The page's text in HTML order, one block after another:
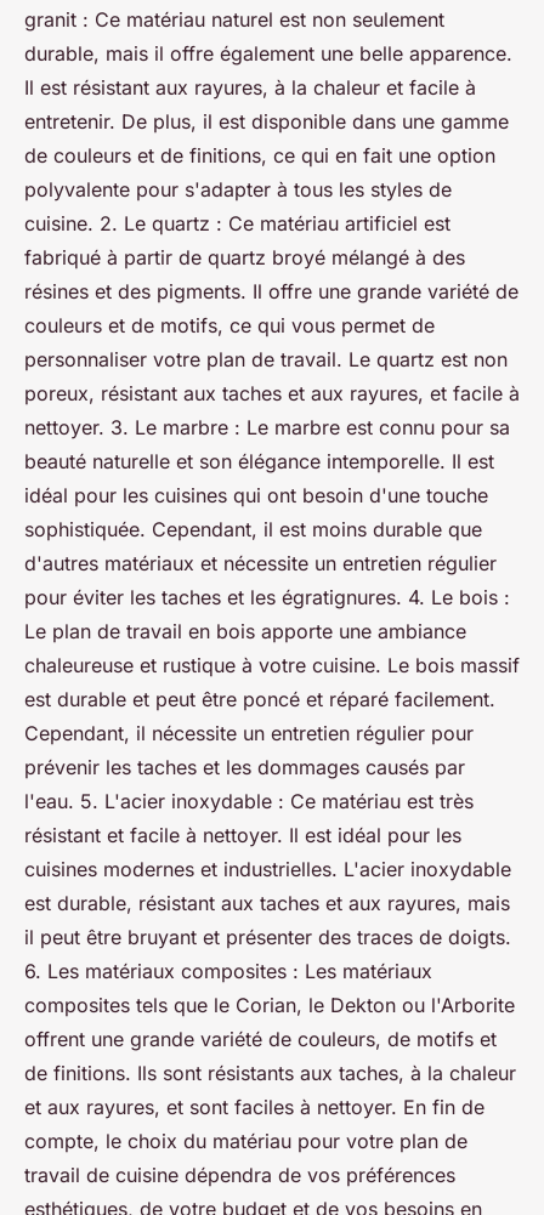
granit : Ce matériau naturel est non seulement
durable, mais il offre également une belle apparence.
Il est résistant aux rayures, à la chaleur et facile à
entretenir. De plus, il est disponible dans une gamme
de couleurs et de finitions, ce qui en fait une option
polyvalente pour s'adapter à tous les styles de
cuisine. 2. Le quartz : Ce matériau artificiel est
fabriqué à partir de quartz broyé mélangé à des
résines et des pigments. Il offre une grande variété de
couleurs et de motifs, ce qui vous permet de
personnaliser votre plan de travail. Le quartz est non
poreux, résistant aux taches et aux rayures, et facile à
nettoyer. 3. Le marbre : Le marbre est connu pour sa
beauté naturelle et son élégance intemporelle. Il est
idéal pour les cuisines qui ont besoin d'une touche
sophistiquée. Cependant, il est moins durable que
d'autres matériaux et nécessite un entretien régulier
pour éviter les taches et les égratignures. 4. Le bois :
Le plan de travail en bois apporte une ambiance
chaleureuse et rustique à votre cuisine. Le bois massif
est durable et peut être poncé et réparé facilement.
Cependant, il nécessite un entretien régulier pour
prévenir les taches et les dommages causés par
l'eau. 5. L'acier inoxydable : Ce matériau est très
résistant et facile à nettoyer. Il est idéal pour les
cuisines modernes et industrielles. L'acier inoxydable
est durable, résistant aux taches et aux rayures, mais
il peut être bruyant et présenter des traces de doigts.
6. Les matériaux composites : Les matériaux
composites tels que le Corian, le Dekton ou l'Arborite
offrent une grande variété de couleurs, de motifs et
de finitions. Ils sont résistants aux taches, à la chaleur
et aux rayures, et sont faciles à nettoyer. En fin de
compte, le choix du matériau pour votre plan de
travail de cuisine dépendra de vos préférences
esthétiques, de votre budget et de vos besoins en